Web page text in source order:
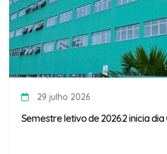
29 julho 2026
Semestre letivo de 2026.2 inicia dia